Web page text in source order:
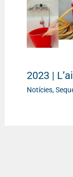
2023 |
Notícies,